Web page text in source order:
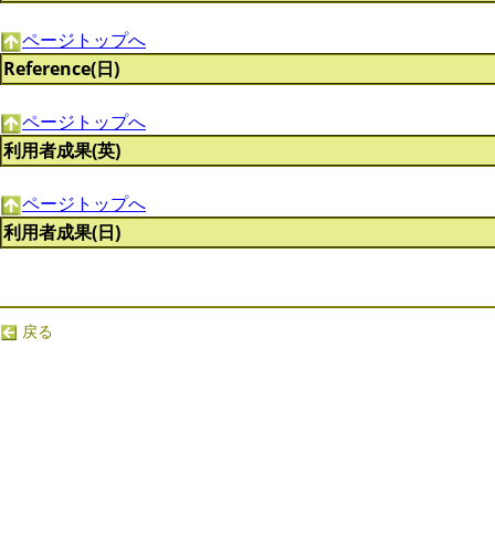
ページトップへ
Reference(日)
ページトップへ
利用者成果(英)
ページトップへ
利用者成果(日)
戻る